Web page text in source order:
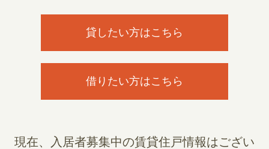
貸したい方はこちら
借りたい方はこちら
現在、入居者募集中の賃貸住戸情報はござい